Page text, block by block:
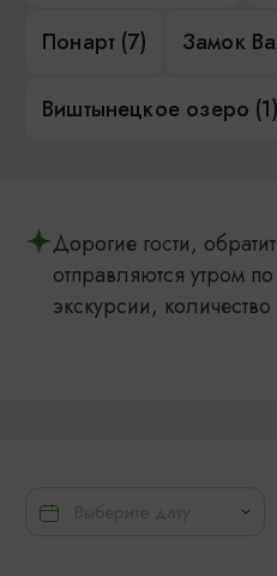
Понарт (7) Замок
Виштынецкое озеро (1)
Дорогие гости,
отправляются утром
экскурсии,